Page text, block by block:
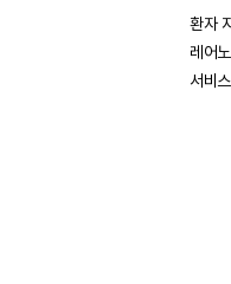
환자
레어
서비